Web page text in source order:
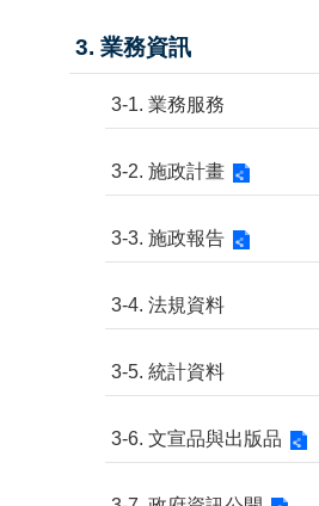
3. 業務資訊
3-1. 業務服務
3-2. 施政計畫
3-3. 施政報告
3-4. 法規資料
3-5. 統計資料
3-6. 文宣品與出版品